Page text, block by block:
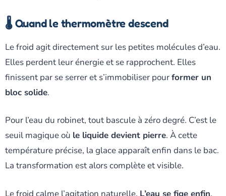
🌡️ Quand le thermomètre descend
Le froid agit directement sur les petites molécules d’eau.
Elles perdent leur énergie et se rapprochent. Elles
finissent par se serrer et s’immobiliser pourformer un
bloc solide.
Pour l’eau du robinet, tout bascule à zéro degré. C’est le
seuil magique où le liquide devient pierre. À cette
température précise, la glace apparaît enfin dans le bac.
La transformation est alors complète et visible.
Le froid calme l’agitation naturelle. L’eau se fige enfin.